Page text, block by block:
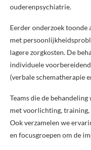
ouderenpsychiatrie.
Eerder onderzoek toonde
met
lagere zorgkosten. De
individuele
(verbale schematherapie
Teams die de
met voorlichting, training,
Ook verzamelen we
en focusgroepen om de